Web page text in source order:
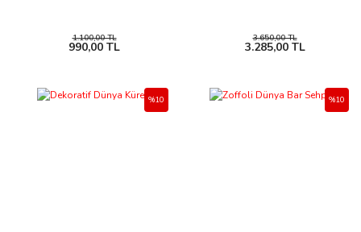
1.100,00 TL
990,00 TL
3.650,00 TL
3.285,00 TL
%10 %10